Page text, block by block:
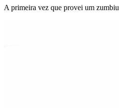
A primeira vez que provei um zumbiu